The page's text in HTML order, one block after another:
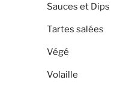
Sauces et Dips
Tartes salées
Végé
Volaille